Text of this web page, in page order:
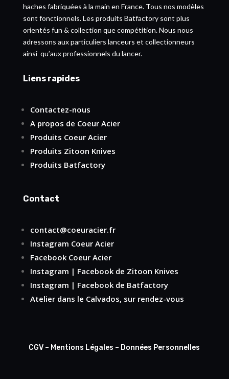
haches fabriquées à la main en France. Tous nos modèles
sont fonctionnels. Les produits Batfactory sont plus
orientés fun & collection que compétition. Nous nous
adressons aux particuliers lanceurs et collectionneurs
ainsi qu’aux professionnels du lancer.
Liens rapides
Contactez-nous
A propos de Coeur Acier
Produits Coeur Acier
Produits Zitoon Knives
Produits Batfactory
Contact
contact@coeuracier.fr
Instagram Coeur Acier
FacebookCoeur Acier
Instagram | Facebookde Zitoon Knives
Instagram | Facebookde Batfactory
Atelier dans le Calvados, sur rendez-vous
CGV – Mentions Légales – Données Personnelles